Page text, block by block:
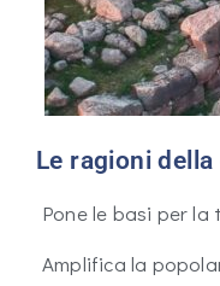
Le ragioni
Pone le basi per la
Amplifica la